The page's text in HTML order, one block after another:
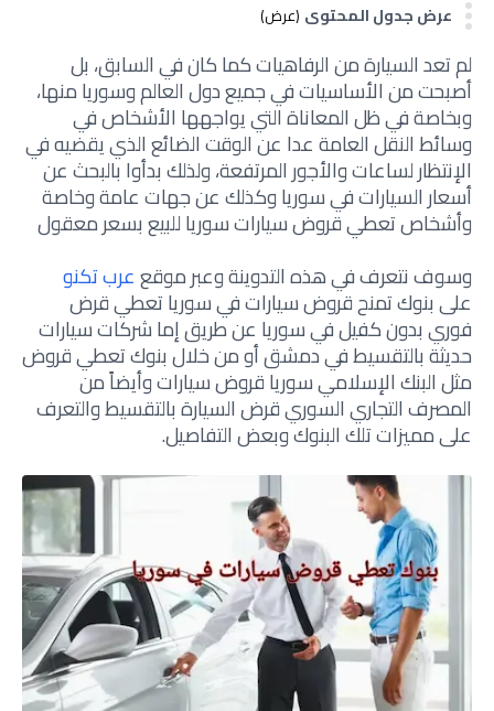
عرض جدول المحتوى (عرض)
لم تعد السيارة من الرفاهيات كما كان في السابق، بل
أصبحت من الأساسيات في جميع دول العالم وسوريا منها،
وبخاصة في ظل المعاناة التي يواجهها الأشخاص في
وسائط النقل العامة عدا عن الوقت الضائع الذي يقضيه في
الإنتظار لساعات والأجور المرتفعة، ولذلك بدأوا بالبحث عن
أسعار السيارات في سوريا وكذلك عن جهات عامة وخاصة
وأشخاص تعطي قروض سيارات سوريا للبيع بسعر معقول
وسوف نتعرف في هذه التدوينة وعبر موقععرب تكنو
على بنوك تمنح قروض سيارات في سوريا تعطي قرض
فوري بدون كفيل في سوريا عن طريق إما شركات سيارات
حديثة بالتقسيط في دمشق أو من خلال بنوك تعطي قروض
مثل البنك الإسلامي سوريا قروض سيارات وأيضاً من
المصرف التجاري السوري قرض السيارة بالتقسيط والتعرف
على مميزات تلك البنوك وبعض التفاصيل.